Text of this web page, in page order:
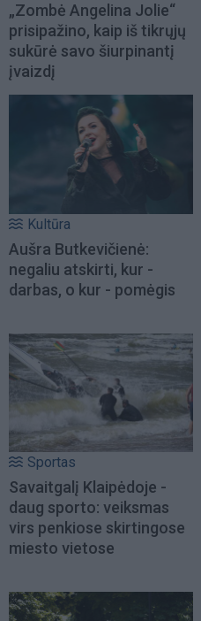
„Zombė Angelina Jolie“
prisipažino, kaip iš tikrųjų
sukūrė savo šiurpinantį
įvaizdį
Kultūra
Aušra Butkevičienė:
negaliu atskirti, kur -
darbas, o kur - pomėgis
Sportas
Savaitgalį Klaipėdoje -
daug sporto: veiksmas
virs penkiose skirtingose
miesto vietose